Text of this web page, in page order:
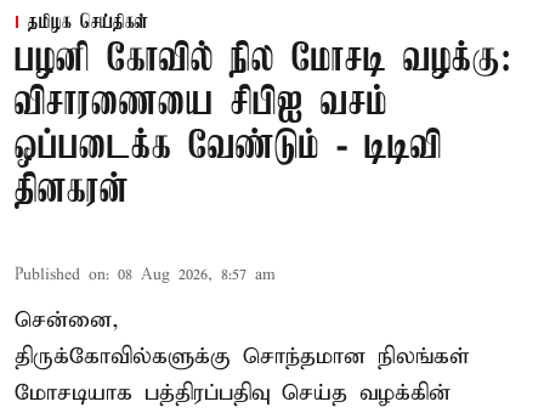
தமிழக செய்திகள்
பழனி கோவில் நில மோசடி வழக்கு:
விசாரணையை சிபிஐ வசம்
ஒப்படைக்க வேண்டும் - டிடிவி
தினகரன்
Published on: 08 Aug 2026, 8:57 am
சென்னை,
திருக்கோவில்களுக்கு சொந்தமான நிலங்கள்
மோசடியாக பத்திரப்பதிவு செய்த வழக்கின்